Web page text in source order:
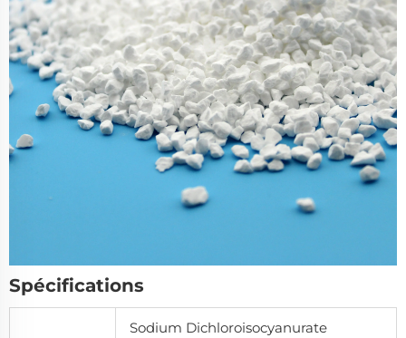
Spécifications
Sodium Dichloroisocyanurate